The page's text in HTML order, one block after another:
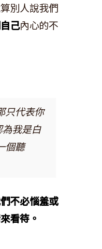
別人說我們
己內心的不
只代表你
我是白
個聽
不必惱羞或
看待。